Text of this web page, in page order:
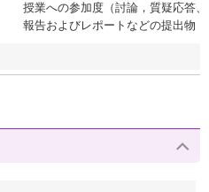
授業への参加度（討論，質疑応答
報告およびレポートなどの提出物